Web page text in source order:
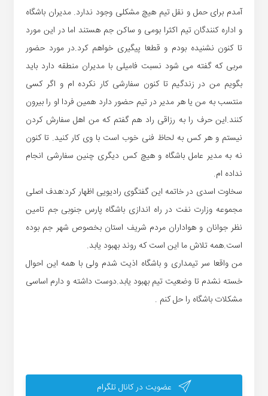
آمدم برای حمل و نقل تیم هیچ مشکلی وجود ندارد. مدیران باشگاه
و اداره کنندگان تیم اکثرا بومی و ساکن جم هستند اما در این مورد
تا کنون نشنیده بودم و قطعا پیگیری خواهم کرد.در مورد حضور
مربی که گفته می شود نسبت فامیلی با مدیران منطقه دارد باید
بگویم من در زندگیم تا کنون سفارشی کار نکرده ام و اگر کسی
منتسب به من یا هر مدیر در تیم حضور دارد همین فردا او را بیرون
کنند.این حرف را به رزاقی راد هم گفتم که من اهل سفارش کردن
نیستم و هر کس به لحاظ فنی خوب است با وی کار کنید. تا کنون
نه به مدیر عامل باشگاه و هیچ کس دیگری چنین سفارشی انجام
نداده ام.
سخاوت اسدی در خاتمه این گفتگوی رادیویی اظهار کرد:هدف اصلی
مجموعه وزارت نفت در راه اندازی باشگاه پارس جنوبی جم تامین
نظر جوانان و هواداران مردم شریف استان بخصوص شهر جم بوده
است.همه تلاش ما این است که روند بهبود یابد.
من واقعا سر تیمداری و باشگاه اذیت شدم ولی با همه این احوال
خسته نشدم تا وضعیت تیم بهبود یابد.دوست داشته و دارم اساسی
مشکلات باشگاه را حل کنم .
عضویت در کانال تلگرام